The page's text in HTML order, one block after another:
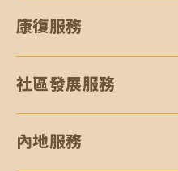
康復服務
社區發展服務
內地服務